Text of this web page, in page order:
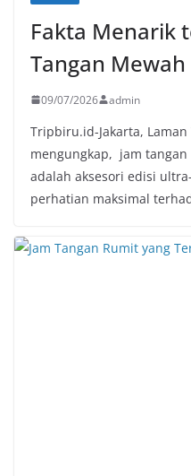
Fakta Menarik
Tangan
09/07/2026 admin
Tripbiru.id-Jakarta,
mengungkap, jam tangan
adalah aksesori edisi
perhatian maksimal